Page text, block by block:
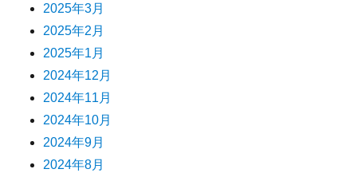
2025年3月
2025年2月
2025年1月
2024年12月
2024年11月
2024年10月
2024年9月
2024年8月